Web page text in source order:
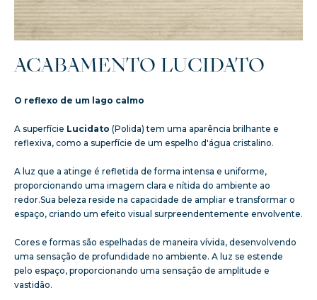
ACABAMENTO LUCIDATO
O reflexo de um lago calmo
A superfície Lucidato (Polida) tem uma aparência brilhante e
reflexiva, como a superfície de um espelho d'água cristalino.
A luz que a atinge é refletida de forma intensa e uniforme,
proporcionando uma imagem clara e nítida do ambiente ao
redor.Sua beleza reside na capacidade de ampliar e transformar o
espaço, criando um efeito visual surpreendentemente envolvente.
Cores e formas são espelhadas de maneira vívida, desenvolvendo
uma sensação de profundidade no ambiente. A luz se estende
pelo espaço, proporcionando uma sensação de amplitude e
vastidão.